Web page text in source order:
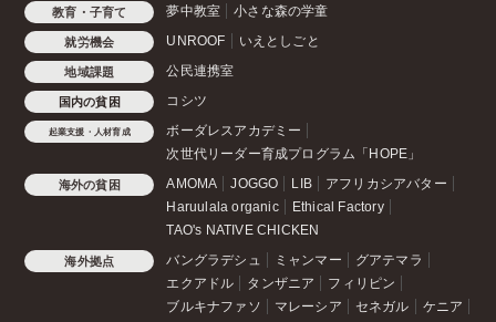
教育・子育て 夢中教室 小さな森の学童
就労機会 UNROOF いえとしごと
地域課題 公民連携室
国内の貧困 コシツ
起業支援・人材育成
ボーダレスアカデミー
次世代リーダー育成プログラム「HOPE」
海外の貧困 AMOMA JOGGO LIB
アフリカシアバター
Haruulala organic
Ethical Factory
TAO's NATIVE CHICKEN
海外拠点 バングラデシュ ミャンマー
グアテマラ
エクアドル
タンザニア
フィリピン
ブルキナファソ
マレーシア セネガル ケニア